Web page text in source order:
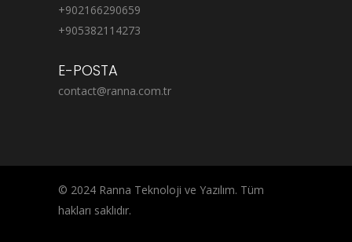
+902166290659
+905382114273
E-POSTA
contact@ranna.com.tr
© 2024 Ranna Teknoloji ve Yazılım. Tüm
hakları saklıdır.